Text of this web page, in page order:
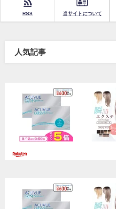
RSS 当サイトについて
人気記事